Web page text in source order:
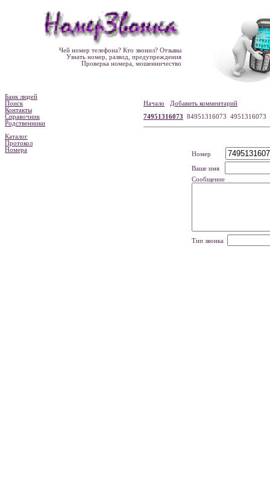
Чей номер телефона? Кто звонил? Отзывы
Узнать номер, развод, предупреждения
Проверка номера, мошенничество
Банк людей
Поиск
Контакты
Справочник
Родственники
Каталог
Протокол
Номера
Начало
Добавить комментарий
74951316073 84951316073 4951316073
Номер
Ваше имя
Сообщение
Тип звонка